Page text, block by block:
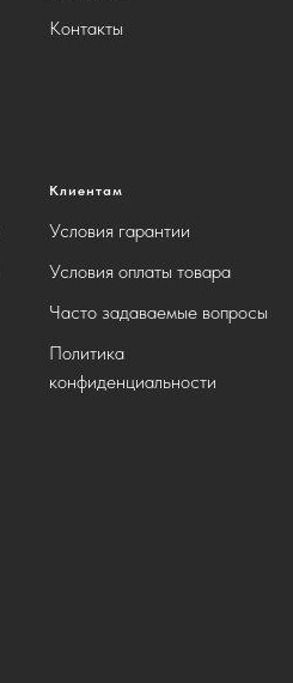
Контакты
Клиентам
Условия гарантии
Условия оплаты товара
Часто задаваемые вопросы
Политика
конфиденциальности